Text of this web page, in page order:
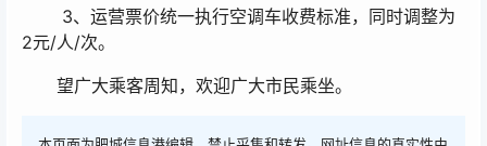
3、运营票价统一执行空调车收费标准，同时调整为
2元/人/次。
望广大乘客周知，欢迎广大市民乘坐。